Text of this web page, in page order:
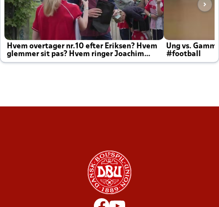
Hvem overtager nr.10 efter Eriksen? Hvem
glemmer sit pas? Hvem ringer Joachim
altid til efter kampe?
Ung vs.
#football